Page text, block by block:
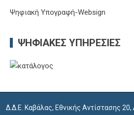
Ψηφιακή Υπογραφή-Websign
ΨΗΦΙΑΚΈΣ ΥΠΗΡΕΣΊΕΣ
Δ.Δ.Ε. Καβάλας, Εθνικής Αντίστασης 20,